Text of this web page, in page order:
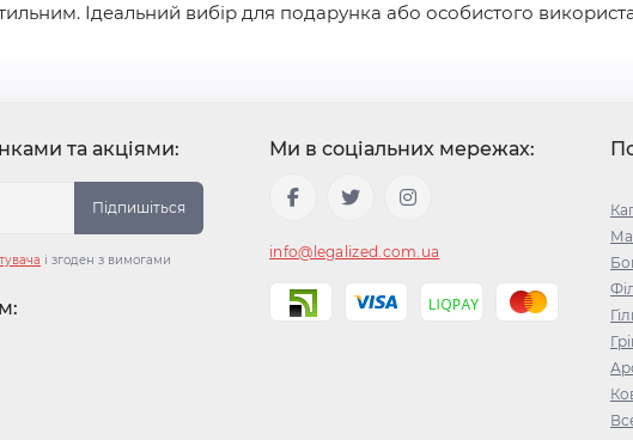
Ідеальний вибір для подарунка або особистого
та акціями:
Підпишіться
і згоден з вимогами
Ми в соціальних мережах:
info@legalized.com.ua